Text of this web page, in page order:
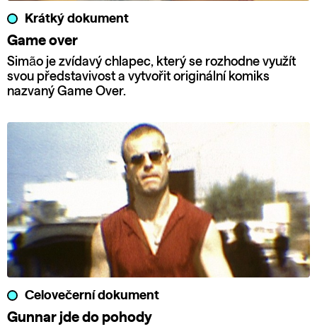
Krátký dokument
Game over
Simão je zvídavý chlapec, který se rozhodne využít
svou představivost a vytvořit originální komiks
nazvaný Game Over.
Celovečerní dokument
Gunnar jde do pohody